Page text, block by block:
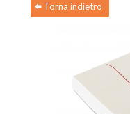
Torna indietro